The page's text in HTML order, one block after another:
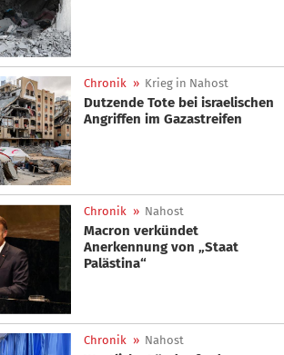
Chronik » Krieg in Nahost
Dutzende Tote bei israelischen
Angriffen im Gazastreifen
Chronik » Nahost
Macron verkündet
Anerkennung von „Staat
Palästina“
Chronik » Nahost